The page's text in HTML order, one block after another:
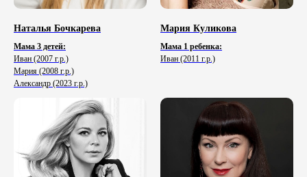
Наталья Бочкарева
Мама 3 детей:
Иван (2007 г.р.)
Мария (2008 г.р.)
Александр (2023 г.р.)
Мария Куликова
Мама 1 ребенка:
Иван (2011 г.р.)